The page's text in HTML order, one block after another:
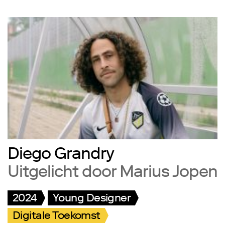
Diego Grandry
Uitgelicht door Marius Jopen
2024
Young Designer
Digitale Toekomst